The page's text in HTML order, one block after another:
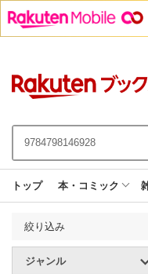
トップ 本・コミック
絞り込み
ジャンル